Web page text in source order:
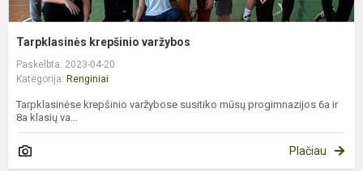
Tarpklasinės krepšinio varžybos
Paskelbta: 2023-04-20
Kategorija: Renginiai
Tarpklasinėse krepšinio varžybose susitiko mūsų progimnazijos 6a ir
8a klasių va...
Plačiau